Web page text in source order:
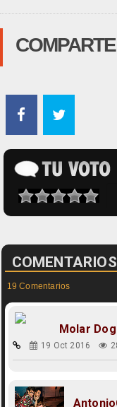
COMPARTE
COMENTARIOS
19 Comentarios
Molar Dog
19 Oct 2016